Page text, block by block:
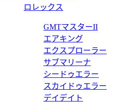
ブルセンス トリヨンクレマン
ゥブルセンス28 ヴォーシッキ
ロレックス
GMTマスターII
エアキング
エクスプローラー
サブマリーナ
シードゥエラー
スカイドゥエラー
デイデイト